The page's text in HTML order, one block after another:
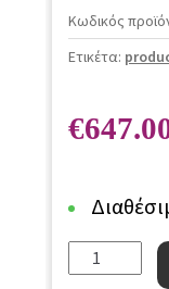
Κωδικός
Ετικέτα:
€
Χαλί
Silky